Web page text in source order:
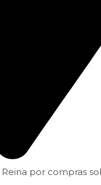
por compras